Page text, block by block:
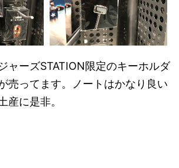
ャーズSTATION限定のキーホルダ
売ってます。ノートはかなり良い
産に是非。